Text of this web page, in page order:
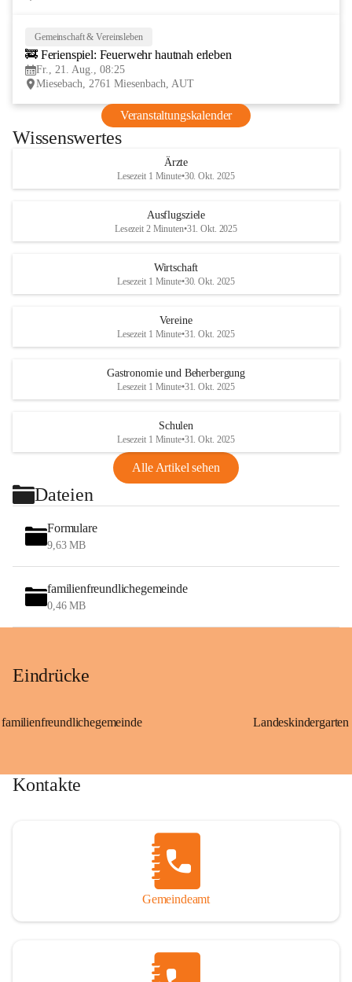
Gemeinschaft & Vereinsleben
🚒 Ferienspiel: Feuerwehr hautnah erleben
Fr., 21. Aug., 08:25
Miesebach, 2761 Miesenbach, AUT
Veranstaltungskalender
Wissenswertes
Ärzte
Lesezeit 1 Minute•30. Okt. 2025
Ausflugsziele
Lesezeit 2 Minuten•31. Okt. 2025
Wirtschaft
Lesezeit 1 Minute•30. Okt. 2025
Vereine
Lesezeit 1 Minute•31. Okt. 2025
Gastronomie und Beherbergung
Lesezeit 1 Minute•31. Okt. 2025
Schulen
Lesezeit 1 Minute•31. Okt. 2025
Alle Artikel sehen
Dateien
Formulare
9,63 MB
familienfreundlichegemeinde
0,46 MB
Eindrücke
familienfreundlichegemeinde
Kontakte
Gemeindeamt